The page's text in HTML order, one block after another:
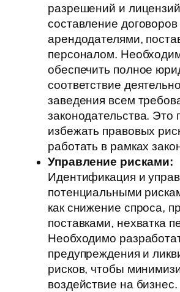
разрешений и
составление договоров
арендодателями,
персоналом.
обеспечить полное
соответствие
заведения всем
законодательства. Это
избежать правовых
работать в рамках
Управление рисками:
Идентификация и
потенциальными
как снижение спроса,
поставками, нехватка
Необходимо
предупреждения и
рисков, чтобы
воздействие на бизнес.